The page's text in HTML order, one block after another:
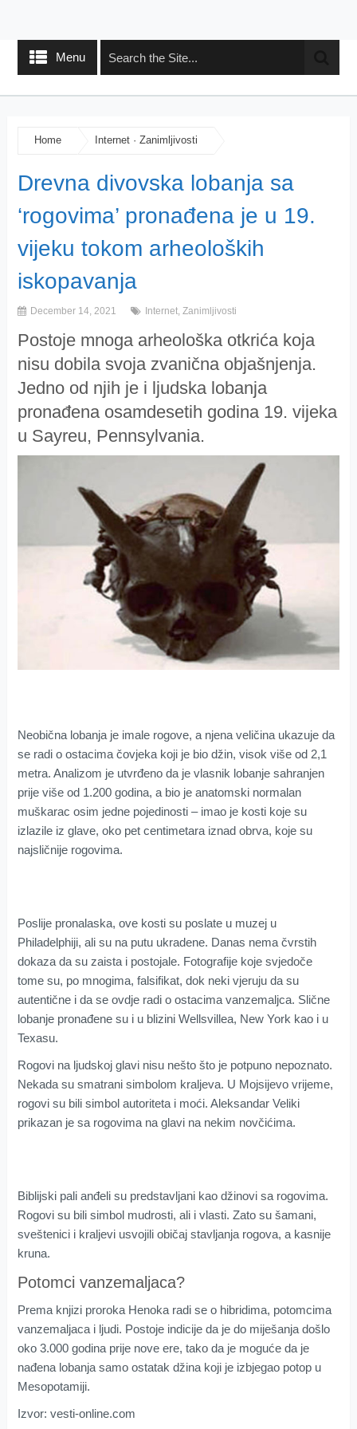
Menu
Home Internet· Zanimljivosti
Drevna divovska lobanja sa
‘rogovima’ pronađena je u 19.
vijeku tokom arheoloških
iskopavanja
December 14, 2021 Internet, Zanimljivosti
Postoje mnoga arheološka otkrića koja
nisu dobila svoja zvanična objašnjenja.
Jedno od njih je i ljudska lobanja
pronađena osamdesetih godina 19. vijeka
u Sayreu, Pennsylvania.
Neobična lobanja je imale rogove, a njena veličina ukazuje da
se radi o ostacima čovjeka koji je bio džin, visok više od 2,1
metra. Analizom je utvrđeno da je vlasnik lobanje sahranjen
prije više od 1.200 godina, a bio je anatomski normalan
muškarac osim jedne pojedinosti – imao je kosti koje su
izlazile iz glave, oko pet centimetara iznad obrva, koje su
najsličnije rogovima.
Poslije pronalaska, ove kosti su poslate u muzej u
Philadelphiji, ali su na putu ukradene. Danas nema čvrstih
dokaza da su zaista i postojale. Fotografije koje svjedoče
tome su, po mnogima, falsifikat, dok neki vjeruju da su
autentične i da se ovdje radi o ostacima vanzemaljca. Slične
lobanje pronađene su i u blizini Wellsvillea, New York kao i u
Texasu.
Rogovi na ljudskoj glavi nisu nešto što je potpuno nepoznato.
Nekada su smatrani simbolom kraljeva. U Mojsijevo vrijeme,
rogovi su bili simbol autoriteta i moći. Aleksandar Veliki
prikazan je sa rogovima na glavi na nekim novčićima.
Biblijski pali anđeli su predstavljani kao džinovi sa rogovima.
Rogovi su bili simbol mudrosti, ali i vlasti. Zato su šamani,
sveštenici i kraljevi usvojili običaj stavljanja rogova, a kasnije
kruna.
Potomci vanzemaljaca?
Prema knjizi proroka Henoka radi se o hibridima, potomcima
vanzemaljaca i ljudi. Postoje indicije da je do miješanja došlo
oko 3.000 godina prije nove ere, tako da je moguće da je
nađena lobanja samo ostatak džina koji je izbjegao potop u
Mesopotamiji.
Izvor: vesti-online.com